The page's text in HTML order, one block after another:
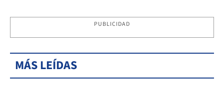
PUBLICIDAD
MÁS LEÍDAS